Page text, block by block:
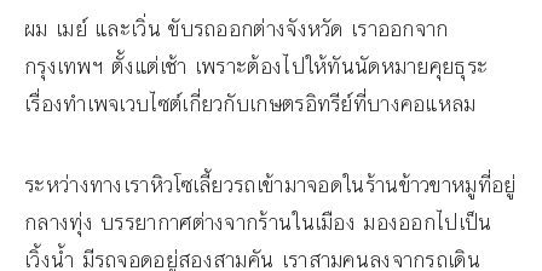
ผม เมย์ และเวิ่น ขับรถออกต่างจังหวัด เราออกจาก
กรุงเทพฯ ตั้งแต่เช้า เพราะต้องไปให้ทันนัดหมายคุยธุระ
เรื่องทำเพจเวบไซต์เกี่ยวกับเกษตรอิทรีย์ที่บางคอแหลม
ระหว่างทางเราหิวโซเลี้ยวรถเข้ามาจอดในร้านข้าวขาหมูที่อยู่
กลางทุ่ง บรรยากาศต่างจากร้านในเมือง มองออกไปเป็น
เวิ้งน้ำ มีรถจอดอยู่สองสามคัน เราสามคนลงจากรถเดิน